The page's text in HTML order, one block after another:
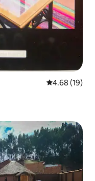
レビュー19
4.68 (19)